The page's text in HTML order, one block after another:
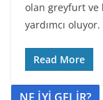
olan greyfurt ve
yardımcı
Read More